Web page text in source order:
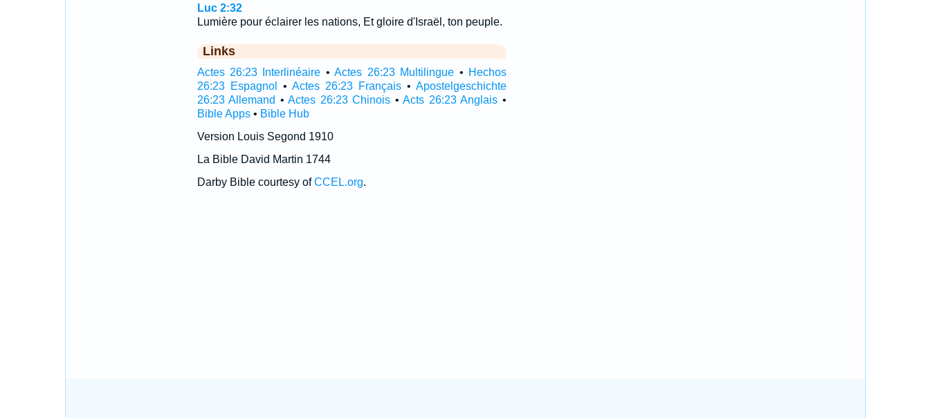
Luc 2:32
Lumière pour éclairer les nations, Et gloire d'Israël, ton peuple.
Links
Actes 26:23 Interlinéaire •Actes 26:23 Multilingue • Hechos
26:23 Espagnol
• Actes 26:23 Français• Apostelgeschichte
26:23 Allemand •Actes 26:23 Chinois •Acts 26:23 Anglais •
Bible Apps• Bible Hub
Version Louis Segond 1910
La Bible David Martin 1744
Darby Bible courtesy ofCCEL.org.